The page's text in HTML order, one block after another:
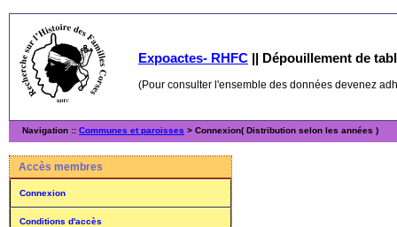
Expoactes- RHFC || Dépouillement de
(Pour consulter l'ensemble des données devenez
Navigation :: Communes et paroisses > Connexion( Distribution selon les années )
Accès membres
Connexion
Conditions d'accès